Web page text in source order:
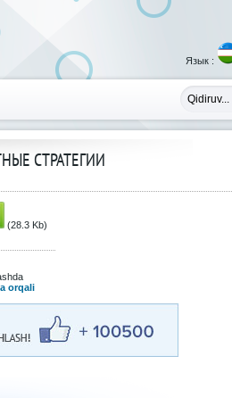
Язык :
СТРАТЕГИИ
(28.3 Kb)
orqali